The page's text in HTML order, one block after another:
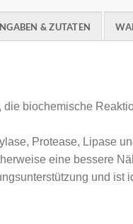
& ZUTATEN
biochemische
Protease, Lipase
eine bessere
und